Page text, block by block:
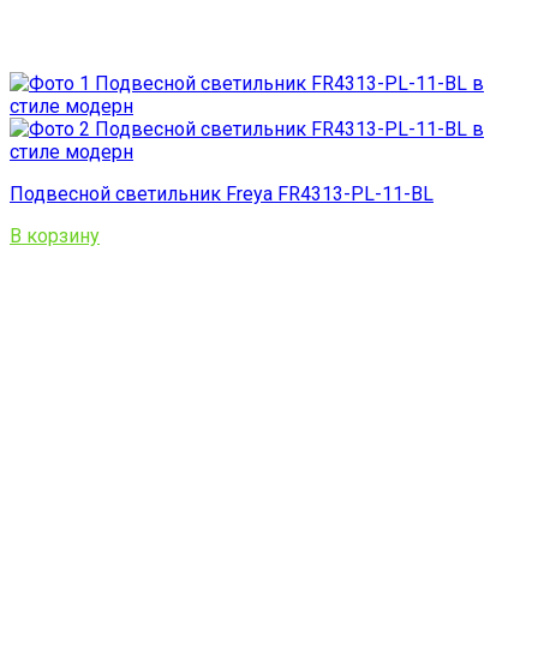
Подвесной светильник Freya FR4313-PL-11-BL
В корзину